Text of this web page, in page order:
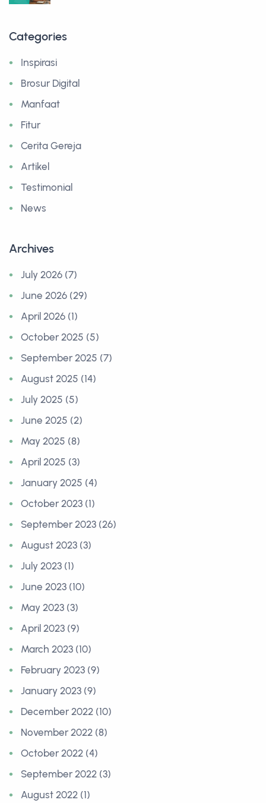
Categories
Inspirasi
Brosur Digital
Manfaat
Fitur
Cerita Gereja
Artikel
Testimonial
News
Archives
July 2026 (7)
June 2026 (29)
April 2026 (1)
October 2025 (5)
September 2025 (7)
August 2025 (14)
July 2025 (5)
June 2025 (2)
May 2025 (8)
April 2025 (3)
January 2025 (4)
October 2023 (1)
September 2023 (26)
August 2023 (3)
July 2023 (1)
June 2023 (10)
May 2023 (3)
April 2023 (9)
March 2023 (10)
February 2023 (9)
January 2023 (9)
December 2022 (10)
November 2022 (8)
October 2022 (4)
September 2022 (3)
August 2022 (1)